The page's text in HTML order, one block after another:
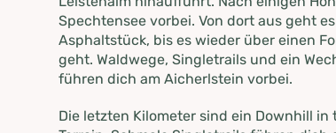
Spechtensee vorbei. Von dort aus geht
Asphaltstück, bis es wieder über einen
geht. Waldwege, Singletrails und ein
führen dich am Aicherlstein vorbei.
Die letzten Kilometer sind ein Downhill